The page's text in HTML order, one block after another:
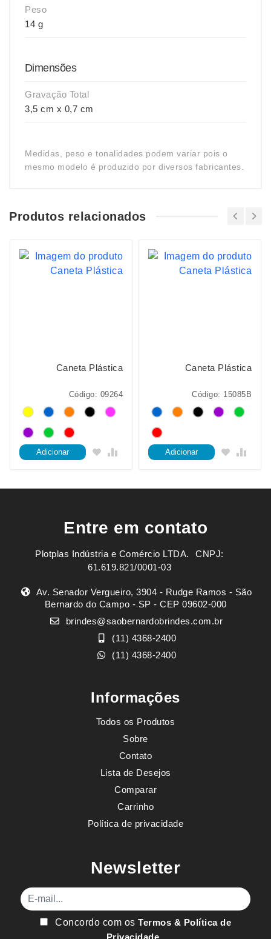
Peso
14 g
Dimensões
Gravação Total
3,5 cm x 0,7 cm
Medidas, peso e tonalidades podem variar pois o
mesmo modelo é produzido por diversos fabricantes.
Produtos relacionados
Caneta Plástica
Código: 09264
Adicionar
Caneta Plástica
Código: 15085B
Adicionar
Entre em contato
Plotplas Indústria e Comércio LTDA. ㅤㅤㅤ CNPJ:
61.619.821/0001-03
Av. Senador Vergueiro, 3904 - Rudge Ramos - São
Bernardo do Campo - SP - CEP 09602-000
brindes@saobernardobrindes.com.br
(11) 4368-2400
(11) 4368-2400
Informações
Todos os Produtos
Sobre
Contato
Lista de Desejos
Comparar
Carrinho
Política de privacidade
Newsletter
E-mail
Concordo com osTermos & Política de